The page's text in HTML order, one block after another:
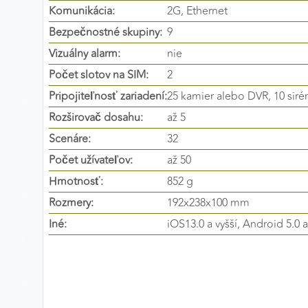
Komunikácia:
2G, Ethernet
Bezpečnostné skupiny: 9
Vizuálny alarm:
nie
Počet slotov na SIM:
2
Pripojiteľnosť zariadení:25 kamier alebo DVR, 10
Rozširovač dosahu:
až 5
Scenáre:
32
Počet užívateľov:
až 50
Hmotnosť:
852 g
Rozmery:
192x238x100 mm
Iné:
iOS13.0 a vyšší, Android 5.0
Preferenčné cookies
ANALYTICKÉ COOKIES
Analytické cookies nám umožňujú meranie výkonu
nášho webu. Ich pomocou určujeme počet návštev a
zdroje návštev našich webových stránok. Dáta získané
pomocou týchto cookies spracovávame anonymne a
súhrnne, bez použitia identifikátorov, ktoré ukazujú na
konkrétnych používateľov nášho webu. Vďaka týmto
cookies môžeme optimalizovať výkon a funkčnosť
našich stránok.